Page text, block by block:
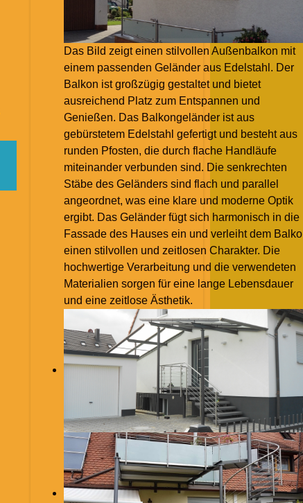
Das Bild zeigt einen stilvollen Außenbalkon mit
einem passenden Geländer aus Edelstahl. Der
Balkon ist großzügig gestaltet und bietet
ausreichend Platz zum Entspannen und
Genießen. Das Balkongeländer ist aus
gebürstetem Edelstahl gefertigt und besteht aus
runden Pfosten, die durch flache Handläufe
miteinander verbunden sind. Die senkrechten
Stäbe des Geländers sind flach und parallel
angeordnet, was eine klare und moderne Optik
ergibt. Das Geländer fügt sich harmonisch in die
Fassade des Hauses ein und verleiht dem
einen stilvollen und zeitlosen Charakter. Die
hochwertige Verarbeitung und die verwendeten
Materialien sorgen für eine lange Lebensdauer
und eine zeitlose Ästhetik.